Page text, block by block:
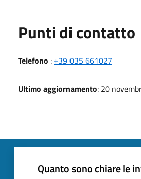
Punti di contatto
Telefono : +39 035 661027
Ultimo aggiornamento: 20
Quanto sono chiare le